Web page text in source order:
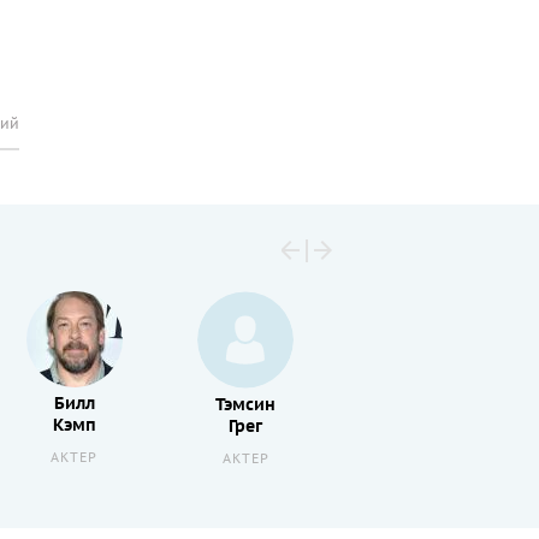
Билл
Кэмп
АКТЕР
Тэмсин
Грег
АКТЕР